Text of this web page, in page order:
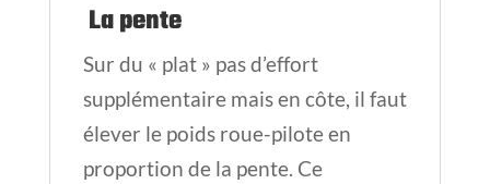
La pente
Sur du « plat » pas d’effort
supplémentaire mais en côte, il faut
élever le poids roue-pilote en
proportion de la pente. Ce